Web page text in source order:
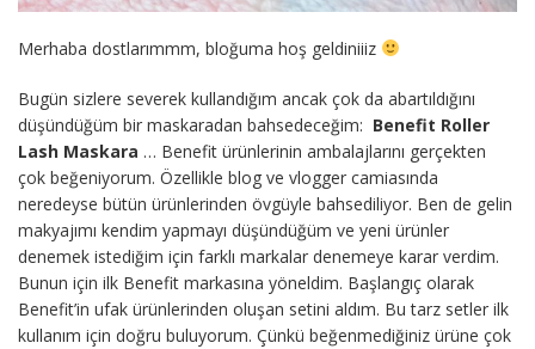
Merhaba dostlarımmm, bloğuma hoş geldiniiiz
Bugün sizlere severek kullandığım ancak çok da abartıldığını
düşündüğüm bir maskaradan bahsedeceğim: Benefit Roller
Lash Maskara … Benefit ürünlerinin ambalajlarını gerçekten
çok beğeniyorum. Özellikle blog ve vlogger camiasında
neredeyse bütün ürünlerinden övgüyle bahsediliyor. Ben de gelin
makyajımı kendim yapmayı düşündüğüm ve yeni ürünler
denemek istediğim için farklı markalar denemeye karar verdim.
Bunun için ilk Benefit markasına yöneldim. Başlangıç olarak
Benefit’in ufak ürünlerinden oluşan setini aldım. Bu tarz setler ilk
kullanım için doğru buluyorum. Çünkü beğenmediğiniz ürüne çok